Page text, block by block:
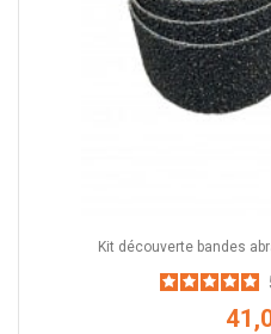
Kit découverte bandes